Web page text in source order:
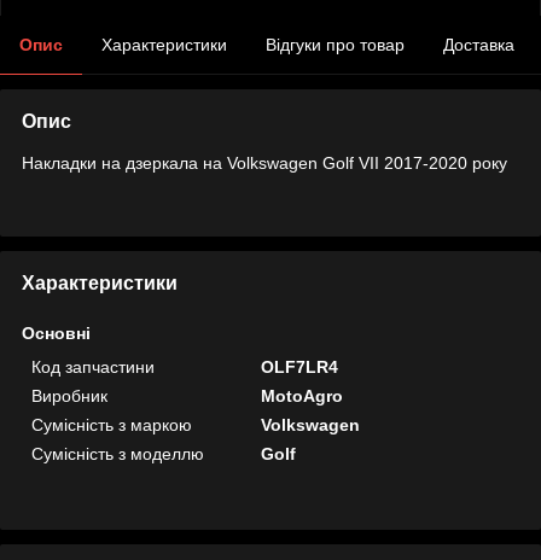
Опис Характеристики Відгуки про товар Доставка
Опис
Накладки на дзеркала на Volkswagen Golf VII 2017-2020 року
Характеристики
Основні
Код запчастини
OLF7LR4
Виробник
MotoAgro
Сумісність з маркою
Volkswagen
Сумісність з моделлю
Golf